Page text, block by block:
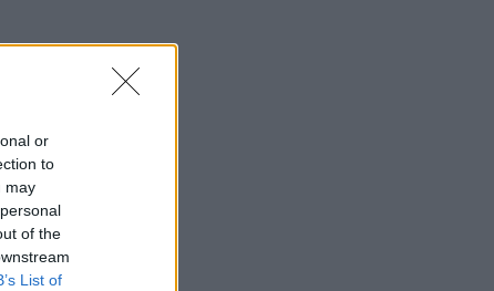
or
to
may
of the
List of